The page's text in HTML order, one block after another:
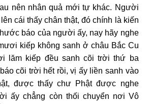
nên nhân quả mới tự khác. Người
cái thấy chân thật, đó chính là kiến
báo của người ấy, nay hãy nghe
kiếp không sanh ở châu Bắc Cu
lăm kiếp đều sanh cõi trời thứ ba
cõi trời hết rồi, vị ấy liền sanh vào
được thấy chư Phật được nghe
ấy chẳng còn thối chuyển nơi Vô